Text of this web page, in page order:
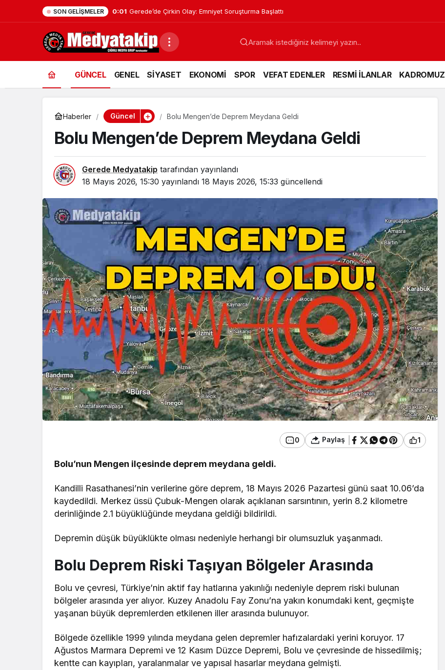
SON GELIŞMELER 0:01 Geredeli Tanınmış Siyasetçinin Acı Günü
GÜNCEL GENEL SİYASET EKONOMİ SPOR VEFAT EDENLER RESMİ İLANLAR KADROMUZ
Haberler Güncel Bolu Mengen’de Deprem Meydana Geldi
Bolu Mengen’de Deprem Meydana Geldi
Gerede Medyatakip tarafından yayınlandı
18 Mayıs 2026, 15:30 yayınlandı 18 Mayıs 2026, 15:33 güncellendi
0 Paylaş 1
Bolu’nun Mengen ilçesinde deprem meydana geldi.
Kandilli Rasathanesi’nin verilerine göre deprem, 18 Mayıs 2026 Pazartesi günü saat 10.06’da
kaydedildi. Merkez üssü Çubuk-Mengen olarak açıklanan sarsıntının, yerin 8.2 kilometre
derinliğinde 2.1 büyüklüğünde meydana geldiği bildirildi.
Depremin düşük büyüklükte olması nedeniyle herhangi bir olumsuzluk yaşanmadı.
Bolu Deprem Riski Taşıyan Bölgeler Arasında
Bolu ve çevresi, Türkiye’nin aktif fay hatlarına yakınlığı nedeniyle deprem riski bulunan
bölgeler arasında yer alıyor. Kuzey Anadolu Fay Zonu’na yakın konumdaki kent, geçmişte
yaşanan büyük depremlerden etkilenen iller arasında bulunuyor.
Bölgede özellikle 1999 yılında meydana gelen depremler hafızalardaki yerini koruyor. 17
Ağustos Marmara Depremi ve 12 Kasım Düzce Depremi, Bolu ve çevresinde de hissedilmiş;
kentte can kayıpları, yaralanmalar ve yapısal hasarlar meydana gelmişti.
Güncel
Gerede’de Çirkin Olay:
Emniyet Soruşturma
Başlattı
Güncel
Geredeli Tanınmış
Siyasetçinin Acı Günü